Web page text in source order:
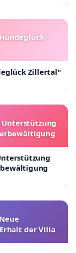
Zillertal"
der Villa